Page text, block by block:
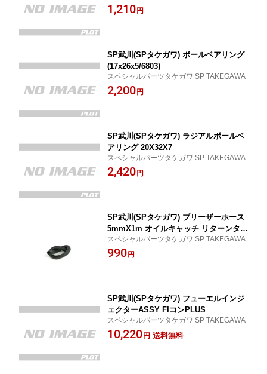
1,210円
SP武川(SPタケガワ) ボールベアリング
(17x26x5/6803)
スペシャルパーツタケガワ SP TAKEGAWA
2,200円
SP武川(SPタケガワ) ラジアルボールベ
アリング 20X32X7
スペシャルパーツタケガワ SP TAKEGAWA
2,420円
SP武川(SPタケガワ) ブリーザーホース
5mmX1m オイルキャッチ リターンタン
ク用
スペシャルパーツタケガワ SP TAKEGAWA
990円
SP武川(SPタケガワ) フューエルインジ
ェクターASSY FIコンPLUS
スペシャルパーツタケガワ SP TAKEGAWA
10,220円 送料無料